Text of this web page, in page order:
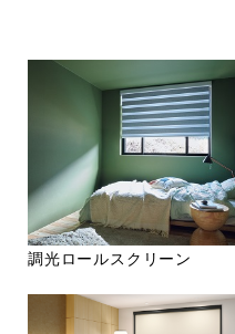
調光ロールスクリーン